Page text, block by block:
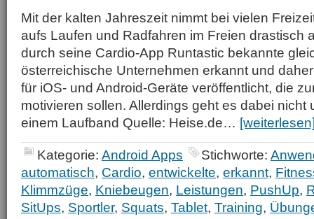
Mit der kalten Jahreszeit nimmt bei vielen
aufs Laufen und Radfahren im Freien drastisch
durch seine Cardio-App Runtastic bekannte
österreichische Unternehmen erkannt und
für iOS- und Android-Geräte veröffentlicht, die
motivieren sollen. Allerdings geht es dabei nicht
einem Laufband Quelle: Heise.de…
Kategorie: Android Apps Stichworte:
automatisch, Cardio, entwickelte, erkannt,
Klimmzüge, Kniebeugen, Leistungen, PushUp,
SitUps, Sportler, Squats, Tablet, Training,